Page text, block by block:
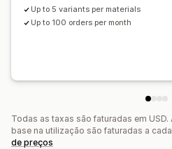
Up to 5 variants per materials
Up to 100 orders per month
Todas as taxas são faturadas em
base na utilização são faturadas a
de preços